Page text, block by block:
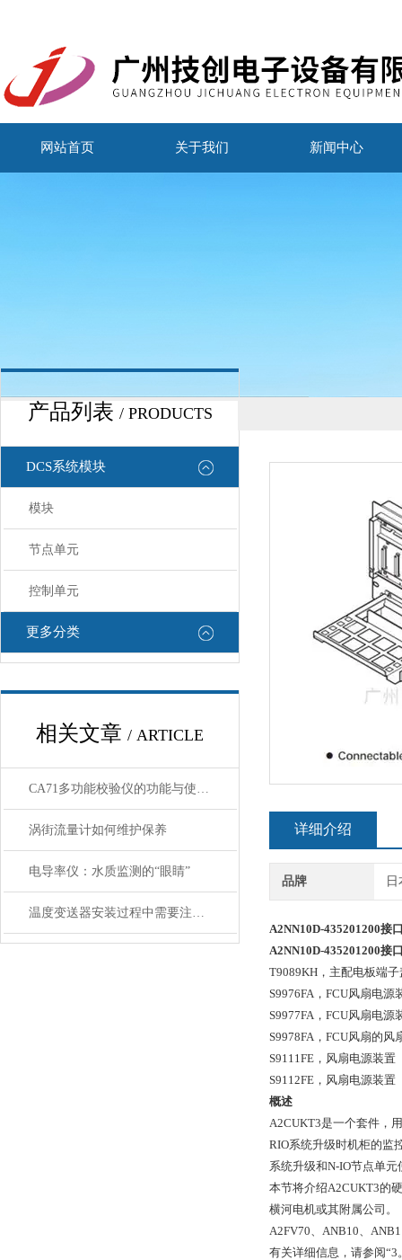
网站首页 关于我们 新闻中心
产品列表 / PRODUCTS
DCS系统模块
模块
节点单元
控制单元
更多分类
相关文章 / ARTICLE
CA71多功能校验仪的功能与使用指南
涡街流量计如何维护保养
电导率仪：水质监测的“眼睛”
温度变送器安装过程中需要注意哪些细节
详细介绍
品牌
A2NN10D-435201200接
A2NN10D-435201200接
T9089KH， 主配电板端子
S9976FA， FCU风扇电源
S9977FA， FCU风扇电源
S9978FA， FCU风扇的风
S9111FE， 风扇电源装置
S9112FE， 风扇电源装置
概述
A2CUKT3是一个套件，
RIO系统升级时机柜的监
系统升级和N-IO节点单
本节将介绍A2CUKT3的
横河电机或其附属公司。
A2FV70、ANB10、
有关详细信息，请参阅